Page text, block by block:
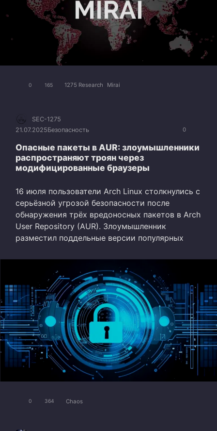
0 165 1275 Research Mirai
0
SEC-1275
21.07.2025Безопасность
Опасные пакеты в AUR: злоумышленники
распространяют троян через
модифицированные браузеры
16 июля пользователи Arch Linux столкнулись с
серьёзной угрозой безопасности после
обнаружения трёх вредоносных пакетов в Arch
User Repository (AUR). Злоумышленник
разместил поддельные версии популярных
0 364 Chaos